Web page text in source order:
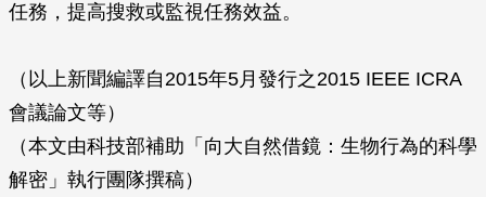
任務，提高搜救或監視任務效益。
（以上新聞編譯自2015年5月發行之2015 IEEE ICRA
會議論文等）
（本文由科技部補助「向大自然借鏡：生物行為的科學
解密」執行團隊撰稿）